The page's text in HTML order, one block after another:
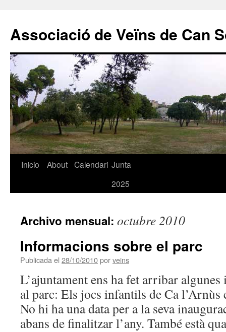
Associació de Veïns de Can
Saltar
Inicio About Calendari Junta
2025
Archivo mensual: octubre 2010
Informacions sobre el parc
Publicada el 28/10/2010porveins
L’ajuntament ens ha fet arribar
al parc: Els jocs infantils de Ca l’Arnùs
No hi ha una data per a la seva
abans de finalitzar l’any. També està